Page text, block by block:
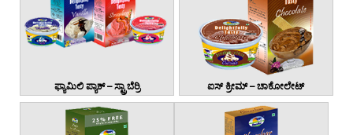
ಫ್ಯಾಮಿಲಿ ಪ್ಯಾಕ್ – ಸ್ಟ್ರಾಬೆರ್ರಿ ಐಸ್ ಕ್ರೀಮ್ – ಚಾಕೋಲೇಟ್